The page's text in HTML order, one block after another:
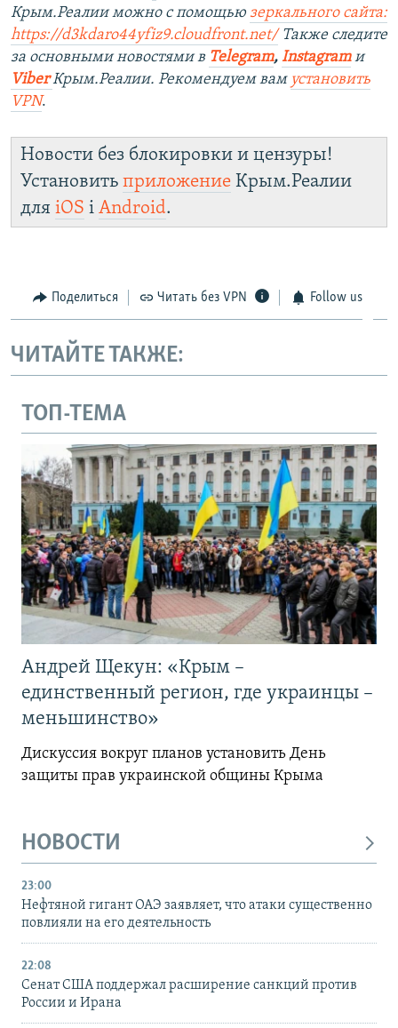
Крым.Реалии можно с помощью зеркального сайта:
https://d3kdaro44yfiz9.cloudfront.net/ Также следите
за основными новостями в Telegram, Instagramи
ViberКрым.Реалии. Рекомендуем вам установить
VPN.
Новости без блокировки и цензуры!
Установить приложение Крым.Реалии
для iOS і Android.
Поделиться Читать без VPN Follow us
ЧИТАЙТЕ ТАКЖЕ:
ТОП-ТЕМА
Андрей Щекун: «Крым –
единственный регион, где украинцы –
меньшинство»
Дискуссия вокруг планов установить День
защиты прав украинской общины Крыма
НОВОСТИ
23:00
Нефтяной гигант ОАЭ заявляет, что атаки существенно
повлияли на его деятельность
22:08
Сенат США поддержал расширение санкций против
России и Ирана